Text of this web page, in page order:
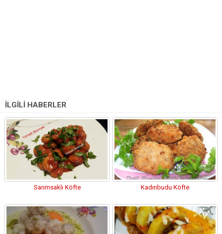
İLGİLİ HABERLER
Sarımsaklı Köfte Kadınbudu Köfte